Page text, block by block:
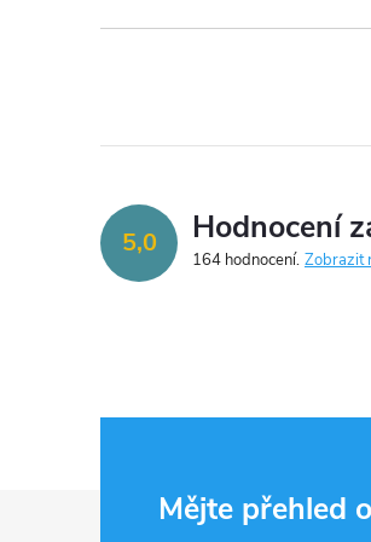
5,0 Hodnocení
164 hodnocení Zobrazit
Mějte přehled